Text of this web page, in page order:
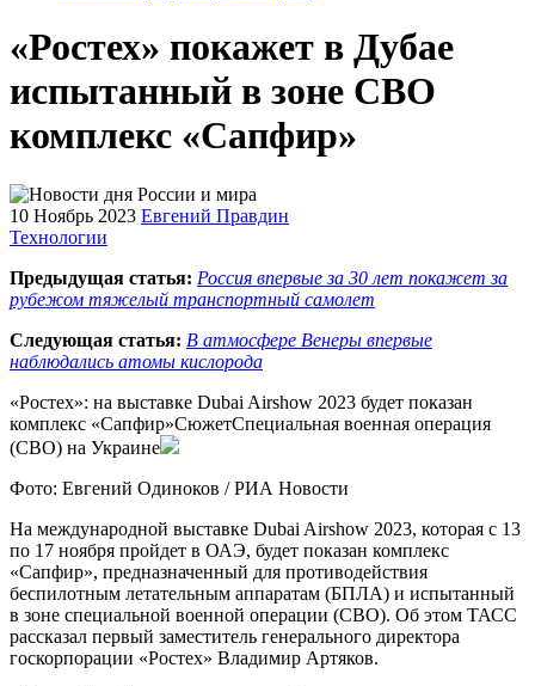
«Ростех» покажет в Дубае
испытанный в зоне СВО
комплекс «Сапфир»
10 Ноябрь 2023 Евгений Правдин
Технологии
Предыдущая статья: Россия впервые за 30 лет покажет за
рубежом тяжелый транспортный самолет
Следующая статья: В атмосфере Венеры впервые
наблюдались атомы кислорода
«Ростех»: на выставке Dubai Airshow 2023 будет показан
комплекс «Сапфир»СюжетСпециальная военная операция
(СВО) на Украине
Фото: Евгений Одиноков / РИА Новости
На международной выставке Dubai Airshow 2023, которая с 13
по 17 ноября пройдет в ОАЭ, будет показан комплекс
«Сапфир», предназначенный для противодействия
беспилотным летательным аппаратам (БПЛА) и испытанный
в зоне специальной военной операции (СВО). Об этом ТАСС
рассказал первый заместитель генерального директора
госкорпорации «Ростех» Владимир Артяков.